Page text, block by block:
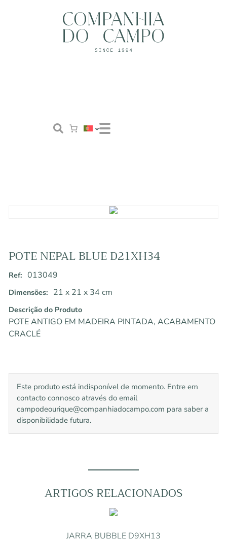
POTE NEPAL BLUE D21XH34
Ref: 013049
Dimensões: 21 x 21 x 34 cm
Descrição do Produto
POTE ANTIGO EM MADEIRA PINTADA, ACABAMENTO
CRACLÉ
Este produto está indisponível de momento. Entre em
contacto connosco através do email
campodeourique@companhiadocampo.com para saber a
disponibilidade futura.
ARTIGOS RELACIONADOS
JARRA BUBBLE D9XH13